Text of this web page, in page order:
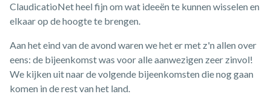
ClaudicatioNet heel fijn om wat ideeën te kunnen wisselen en
elkaar op de hoogte te brengen.
Aan het eind van de avond waren we het er met z'n allen over
eens: de bijeenkomst was voor alle aanwezigen zeer zinvol!
We kijken uit naar de volgende bijeenkomsten die nog gaan
komen in de rest van het land.